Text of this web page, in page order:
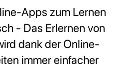
Apps zum Lernen
- Das Erlernen von
dank der Online-
immer einfacher